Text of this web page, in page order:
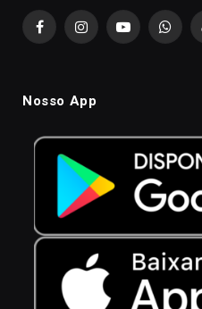
FacebookInstagramYouTube
Nosso App